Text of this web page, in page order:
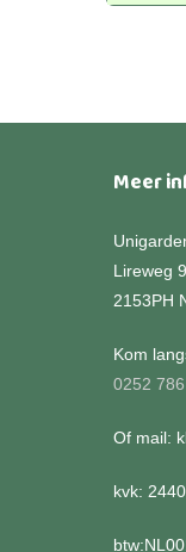
Meer
Lireweg
2153PH
Kom
0252
Of mail:
kvk: